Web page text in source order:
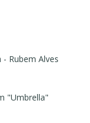
- Rubem Alves
"Umbrella"